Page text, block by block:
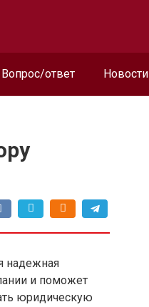
Вопрос/ответ Новости
надежная
и поможет
юридическую